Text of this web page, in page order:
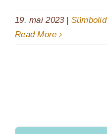
19. mai 2023 | Sümbolid
Read More